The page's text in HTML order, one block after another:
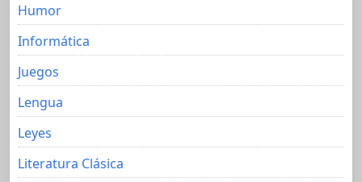
Humor
Informática
Juegos
Lengua
Leyes
Literatura Clásica